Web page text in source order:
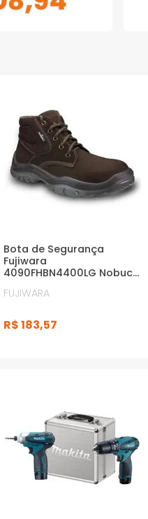
Bota de Segurança
Fujiwara
4090FHBN4400LG Nobuck
FUJIWARA
R$183,57